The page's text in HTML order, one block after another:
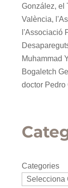
González, el
València,
l'Associació
Muhammad
Bogaletch
doctor Pedro
Categories